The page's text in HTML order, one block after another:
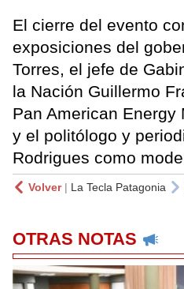
El cierre del evento
exposiciones del
Torres, el jefe de
la Nación Guillermo
Pan American Energy
y el politólogo y
Rodrigues como
Volver| La Tecla Patagonia
OTRAS NOTAS